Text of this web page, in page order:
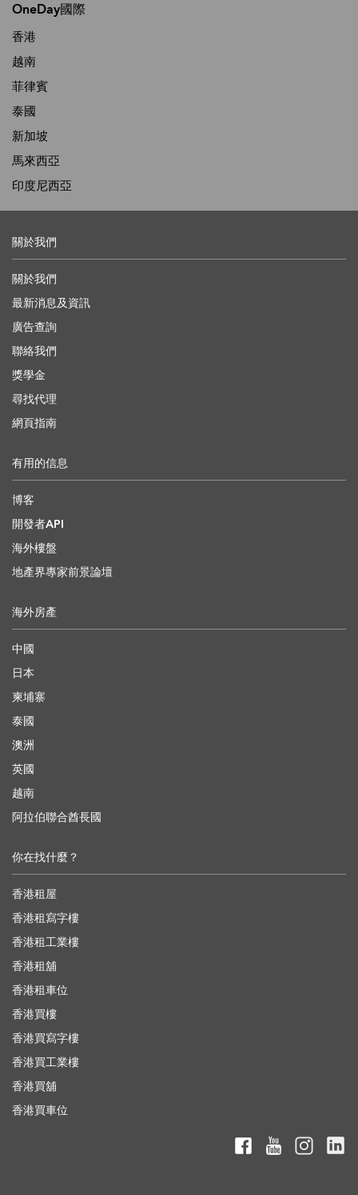
OneDay國際
香港
越南
菲律賓
泰國
新加坡
馬來西亞
印度尼西亞
關於我們
關於我們
最新消息及資訊
廣告查詢
聯絡我們
獎學金
尋找代理
網頁指南
有用的信息
博客
開發者API
海外樓盤
地產界專家前景論壇
海外房產
中國
日本
柬埔寨
泰國
澳洲
英國
越南
阿拉伯聯合酋長國
你在找什麼？
香港租屋
香港租寫字樓
香港租工業樓
香港租舖
香港租車位
香港買樓
香港買寫字樓
香港買工業樓
香港買舖
香港買車位